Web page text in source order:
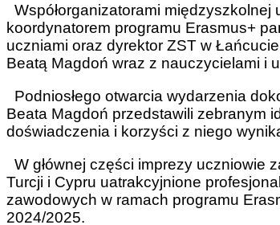
Współorganizatorami
koordynatorem programu Erasmus+
uczniami oraz dyrektor ZST w
Beatą Magdoń wraz z nauczycielami i
Podniosłego otwarcia wydarzenia
Beata Magdoń przedstawili zebranym
doświadczenia i korzyści z niego
W głównej części imprezy uczniowie
Turcji i Cypru uatrakcyjnione
zawodowych w ramach programu
2024/2025.